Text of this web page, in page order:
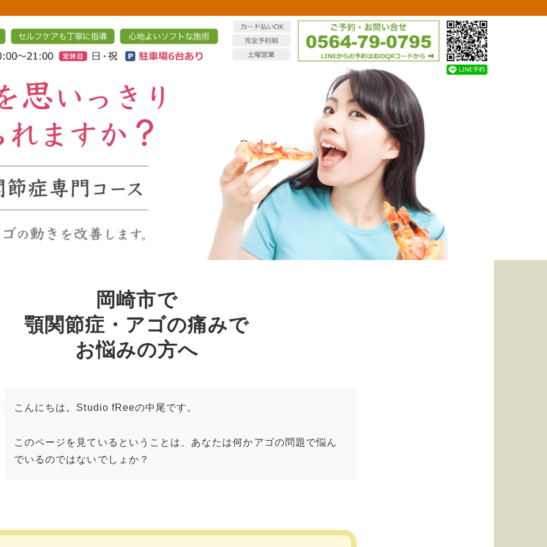
岡崎市で
顎関節症・アゴの痛みで
お悩みの方へ
こんにちは。Studio fReeの中尾です。
このページを見ているということは、あなたは何かアゴの問題で悩ん
でいるのではないでしょか？